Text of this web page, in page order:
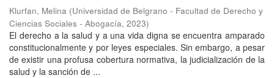
Klurfan, Melina (Universidad de Belgrano - Facultad de Derecho y
Ciencias Sociales - Abogacía, 2023)
El derecho a la salud y a una vida digna se encuentra amparado
constitucionalmente y por leyes especiales. Sin embargo, a pesar
de existir una profusa cobertura normativa, la judicialización de la
salud y la sanción de ...